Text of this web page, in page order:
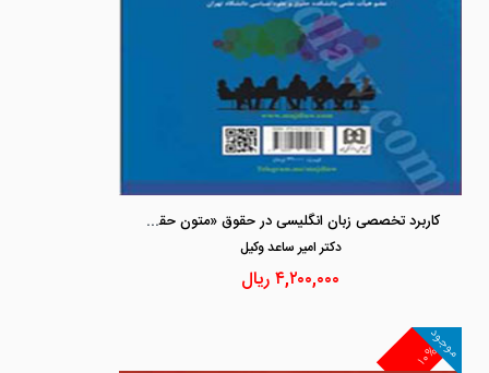
کاربرد تخصصی زبان انگلیسی در حقوق «متون حقوقی»
دكتر امير ساعد وكيل
۴,۲۰۰,۰۰۰ریال
۱۰%
موجود